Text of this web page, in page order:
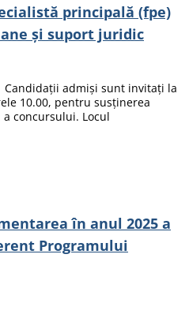
principală (fpe)
și suport juridic
Candidații admiși sunt invitați la
10.00, pentru susținerea
concursului. Locul
în anul 2025 a
Programului